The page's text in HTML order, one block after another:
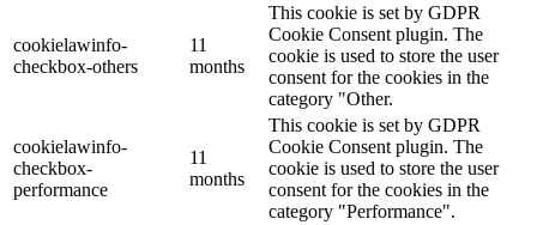
cookielawinfo-
checkbox-others
11
months
This cookie is set by GDPR
Cookie Consent plugin. The
cookie is used to store the user
consent for the cookies in the
category "Other.
cookielawinfo-
checkbox-
performance
11
months
This cookie is set by GDPR
Cookie Consent plugin. The
cookie is used to store the user
consent for the cookies in the
category "Performance".